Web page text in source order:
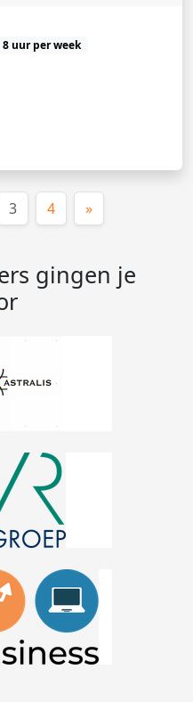
8 uur per week
3(huidige)
4 »
gingen je